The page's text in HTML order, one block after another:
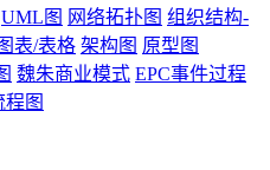
UML图 网络拓扑图 组织结构-
图表/表格 架构图 原型图
魏朱商业模式 EPC事件过程
程图